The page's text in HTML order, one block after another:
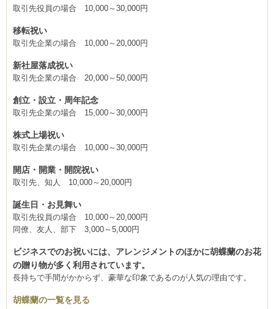
取引先役員の場合 10,000～30,000円
移転祝い
取引先企業の場合 10,000～20,000円
新社屋落成祝い
取引先企業の場合 20,000～50,000円
創立・設立・周年記念
取引先企業の場合 15,000～30,000円
株式上場祝い
取引先企業の場合 10,000～30,000円
開店・開業・開院祝い
取引先、知人 10,000～20,000円
誕生日・お見舞い
取引先役員の場合 10,000～20,000円
同僚、友人、部下 3,000～5,000円
ビジネスでのお祝いには、アレンジメントのほかに胡蝶蘭のお花
の贈り物が多く利用されています。
長持ちで手間がかからず、豪華な印象であるのが人気の理由です。
胡蝶蘭の一覧を見る